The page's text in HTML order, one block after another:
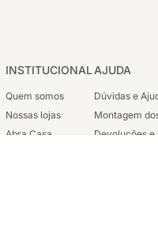
INSTITUCIONAL
Quem somos
Nossas lojas
Abra Casa
AJUDA
Dúvidas e
Montagem
Devoluções e